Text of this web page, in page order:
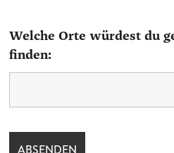
Welche Orte würdest du
finden: